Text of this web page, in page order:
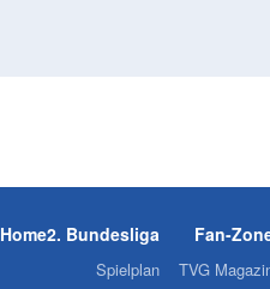
Home2. Bundesliga
Spielplan
Fan-
TVG